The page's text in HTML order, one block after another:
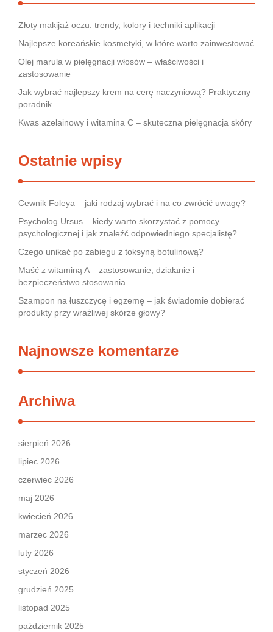
Złoty makijaż oczu: trendy, kolory i techniki aplikacji
Najlepsze koreańskie kosmetyki, w które warto zainwestować
Olej marula w pielęgnacji włosów – właściwości i
zastosowanie
Jak wybrać najlepszy krem na cerę naczyniową? Praktyczny
poradnik
Kwas azelainowy i witamina C – skuteczna pielęgnacja skóry
Ostatnie wpisy
Cewnik Foleya – jaki rodzaj wybrać i na co zwrócić uwagę?
Psycholog Ursus – kiedy warto skorzystać z pomocy
psychologicznej i jak znaleźć odpowiedniego specjalistę?
Czego unikać po zabiegu z toksyną botulinową?
Maść z witaminą A – zastosowanie, działanie i
bezpieczeństwo stosowania
Szampon na łuszczycę i egzemę – jak świadomie dobierać
produkty przy wrażliwej skórze głowy?
Najnowsze komentarze
Archiwa
sierpień 2026
lipiec 2026
czerwiec 2026
maj 2026
kwiecień 2026
marzec 2026
luty 2026
styczeń 2026
grudzień 2025
listopad 2025
październik 2025